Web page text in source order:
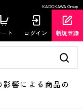
KADOKAWA Group
ート ログイン 新規登録
響による商品の